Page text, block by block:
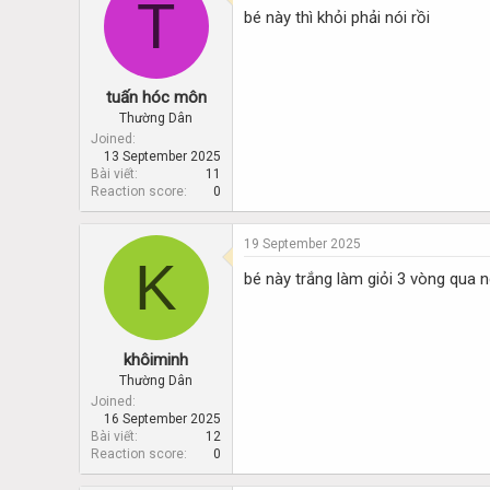
T
tuấn hóc môn
Thường Dân
Joined
13 September 2025
Bài viết
11
Reaction score
0
bé này thì khỏi phải nói rồi
K
khôiminh
Thường Dân
Joined
16 September 2025
Bài viết
12
Reaction score
0
19 September 2025
bé này trắng làm giỏi 3 vòng qua